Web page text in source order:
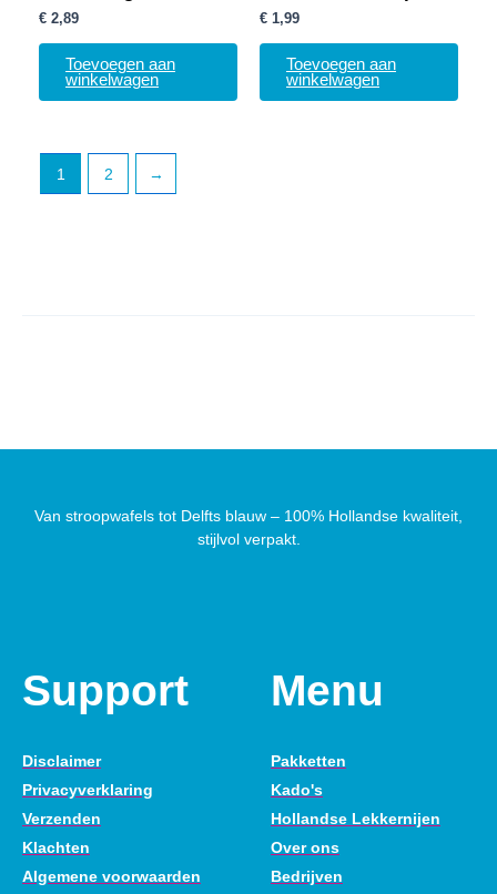
€ 2,89
Toevoegen aan
winkelwagen
€ 1,99
Toevoegen aan
winkelwagen
1 2 →
Van stroopwafels tot Delfts blauw – 100% Hollandse kwaliteit,
stijlvol verpakt.
Support
Disclaimer
Privacyverklaring
Verzenden
Klachten
Algemene voorwaarden
Menu
Pakketten
Kado's
Hollandse Lekkernijen
Over ons
Bedrijven